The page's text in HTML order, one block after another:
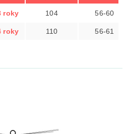
roky 104 56-60
roky 110 56-61